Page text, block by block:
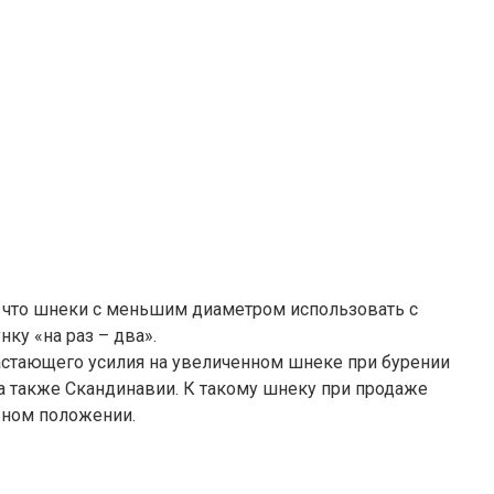
шнеки с меньшим диаметром использовать с
«на раз – два».
усилия на увеличенном шнеке при бурении
Скандинавии. К такому шнеку при продаже
положении.